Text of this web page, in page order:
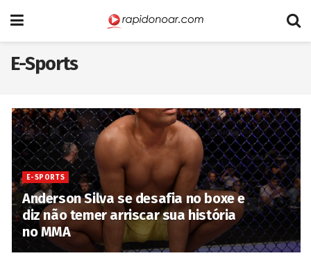
E-Sports
E-SPORTS
Anderson Silva se desafia no boxe e
diz não temer arriscar sua história
no MMA